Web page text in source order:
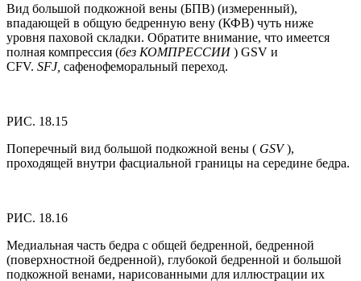
Вид большой подкожной вены (БПВ) (измеренный),
впадающей в общую бедренную вену (КФВ) чуть ниже
уровня паховой складки. Обратите внимание, что имеется
полная компрессия (без КОМПРЕССИИ) GSV и
CFV. SFJ, сафенофеморальный переход.
РИС. 18.15
Поперечный вид большой подкожной вены ( GSV),
проходящей внутри фасциальной границы на середине бедра.
РИС. 18.16
Медиальная часть бедра с общей бедренной, бедренной
(поверхностной бедренной), глубокой бедренной и большой
подкожной венами, нарисованными для иллюстрации их